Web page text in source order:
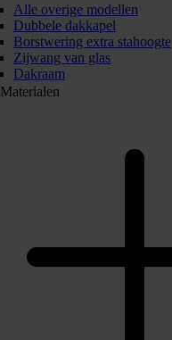
Alle overige modellen
Dubbele dakkapel
Borstwering extra stahoogte
Zijwang van glas
Dakraam
Materialen